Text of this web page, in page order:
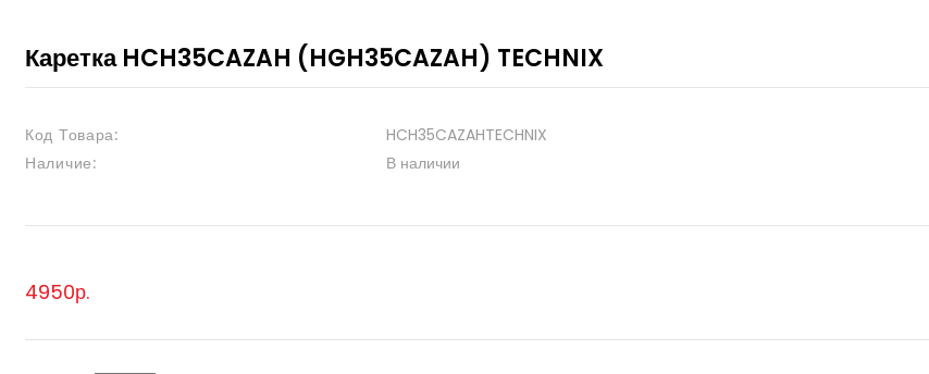
Каретка HCH35CAZAH (HGH35CAZAH) TECHNIX
Код Товара:
HCH35CAZAHTECHNIX
Наличие:
В наличии
4950р.